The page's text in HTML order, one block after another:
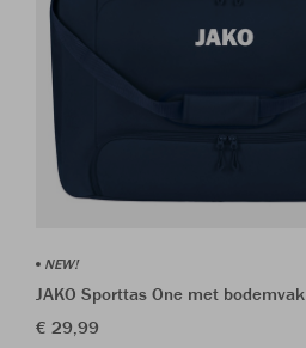
NEW!
JAKO Sporttas One met bodemvak
€ 29,99